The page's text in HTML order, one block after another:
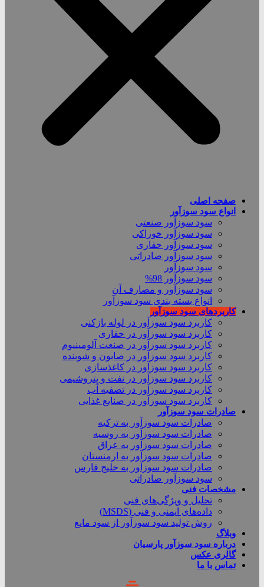
صفحه اصلی
انواع سود سوزآور
سود سوزآور صنعتی
سود سوزآور خوراکی
سود سوزآور حفاری
سود سوزآور صادراتی
سود سوزآور
سود سوزآور 98%
سود سوزآور و مصارف آن
انواع بسته بندی سود سوزآور
کاربردهای سود سوزآور
کاربرد سود سوزآور در لوله بازکنی
کاربرد سود سوزآور در حفاری
کاربرد سود سوزآور در صنعت آلومینیوم
کاربرد سود سوزآور در صابون و شوینده
کاربرد سود سوزآور در کاغذسازی
کاربرد سود سوزآور در نفت و پتروشیمی
کاربرد سود سوزآور در تصفیه آب
کاربرد سود سوزآور در صنایع غذایی
صادرات سود سوزآور
صادرات سود سوزآور به ترکیه
صادرات سود سوزآور به روسیه
صادرات سود سوزآور به عراق
صادرات سود سوزآور به ارمنستان
صادرات سود سوزآور به خلیج فارس
سود سوزآور صادراتی
مشخصات فنی
تحلیل و ویژگی‌های فنی
داده‌های ایمنی و فنی (MSDS)
روش تولید سود سوزآور از سود مایع
وبلاگ
درباره سود سوزآور پارسیان
گالری عکس
تماس با ما